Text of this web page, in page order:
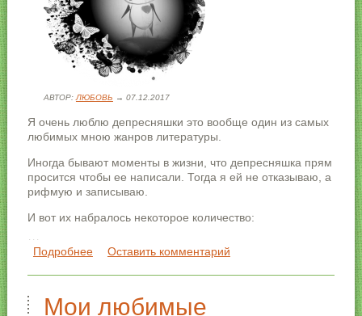
АВТОР: ЛЮБОВЬ → 07.12.2017
Я очень люблю депресняшки это вообще один из самых
любимых мною жанров литературы.
Иногда бывают моменты в жизни, что депресняшка прям
просится чтобы ее написали. Тогда я ей не отказываю, а
рифмую и записываю.
И вот их набралось некоторое количество:
***
Осень наступила
Лужи там и тут
Объятия зовут
Подробнеео Мои депресняшки
Оставить комментарий
Мои любимые